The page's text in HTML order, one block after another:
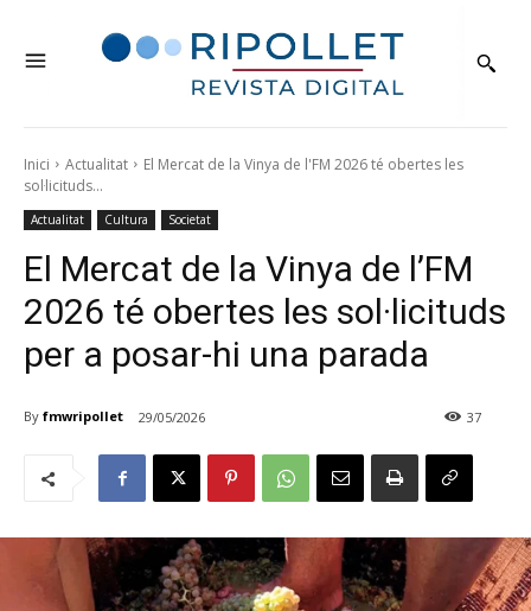
Inici Actualitat
El Mercat de la Vinya de l'FM 2026 té obertes les
sol·licituds...
Actualitat Cultura Societat
El Mercat de la Vinya de l’FM
2026 té obertes les sol·licituds
per a posar-hi una parada
By fmwripollet 29/05/2026 37